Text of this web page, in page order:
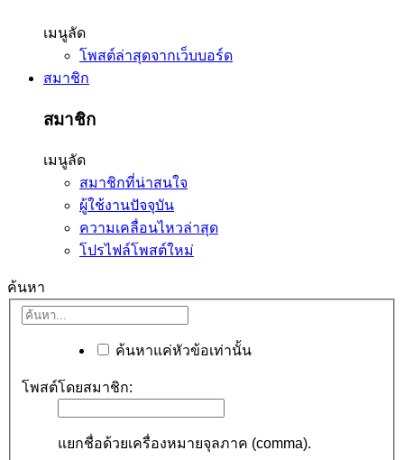
เมนูลัด
โพสต์ล่าสุดจากเว็บบอร์ด
สมาชิก
สมาชิก
เมนูลัด
สมาชิกที่น่าสนใจ
ผู้ใช้งานปัจจุบัน
ความเคลื่อนไหวล่าสุด
โปรไฟล์โพสต์ใหม่
ค้นหา
ค้นหาแค่หัวข้อเท่านั้น
โพสต์โดยสมาชิก:
แยกชื่อด้วยเครื่องหมายจุลภาค (comma).